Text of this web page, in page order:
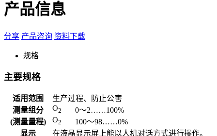
产品信息
分享 产品咨询 资料下载
规格
主要规格
适用范围
生产过程、防止公害
测量组分
(测量量程)
O2
0～2……100%
O2
100～98……0%
显示
在液晶显示屏上能以人机对话方式进行操作。